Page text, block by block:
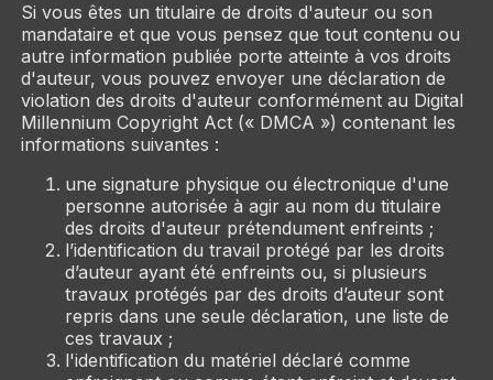
Si vous êtes un titulaire de droits d'auteur ou son
mandataire et que vous pensez que tout contenu ou
autre information publiée porte atteinte à vos droits
d'auteur, vous pouvez envoyer une déclaration de
violation des droits d'auteur conformément au Digital
Millennium Copyright Act (« DMCA ») contenant les
informations suivantes :
une signature physique ou électronique d'une
personne autorisée à agir au nom du titulaire
des droits d'auteur prétendument enfreints ;
l’identification du travail protégé par les droits
d’auteur ayant été enfreints ou, si plusieurs
travaux protégés par des droits d’auteur sont
repris dans une seule déclaration, une liste de
ces travaux ;
l'identification du matériel déclaré comme